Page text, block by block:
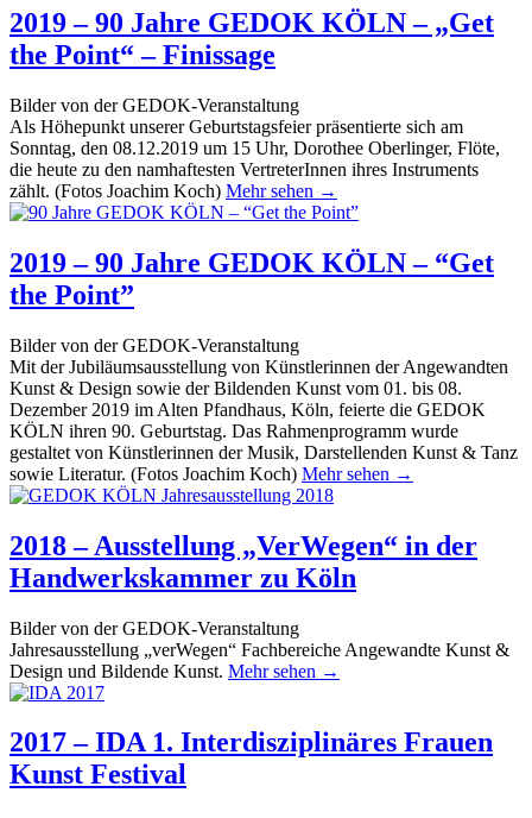
2019 – 90 Jahre GEDOK KÖLN – „Get
the Point“ – Finissage
Bilder von der GEDOK-Veranstaltung
Als Höhepunkt unserer Geburtstagsfeier präsentierte sich am
Sonntag, den 08.12.2019 um 15 Uhr, Dorothee Oberlinger, Flöte,
die heute zu den namhaftesten VertreterInnen ihres Instruments
zählt. (Fotos Joachim Koch) Mehr sehen →
2019 – 90 Jahre GEDOK KÖLN – “Get
the Point”
Bilder von der GEDOK-Veranstaltung
Mit der Jubiläumsausstellung von Künstlerinnen der Angewandten
Kunst & Design sowie der Bildenden Kunst vom 01. bis 08.
Dezember 2019 im Alten Pfandhaus, Köln, feierte die GEDOK
KÖLN ihren 90. Geburtstag. Das Rahmenprogramm wurde
gestaltet von Künstlerinnen der Musik, Darstellenden Kunst & Tanz
sowie Literatur. (Fotos Joachim Koch) Mehr sehen →
2018 – Ausstellung „VerWegen“ in der
Handwerkskammer zu Köln
Bilder von der GEDOK-Veranstaltung
Jahresausstellung „verWegen“ Fachbereiche Angewandte Kunst &
Design und Bildende Kunst. Mehr sehen →
2017 – IDA 1. Interdisziplinäres Frauen
Kunst Festival